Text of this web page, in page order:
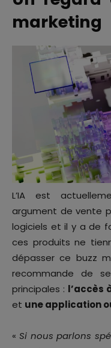
marketing
L’IA est
argument de vente
logiciels et il y a de
ces produits ne
dépasser ce buzz
recommande de
principales : l’accès
et une application
« Si nous parlons